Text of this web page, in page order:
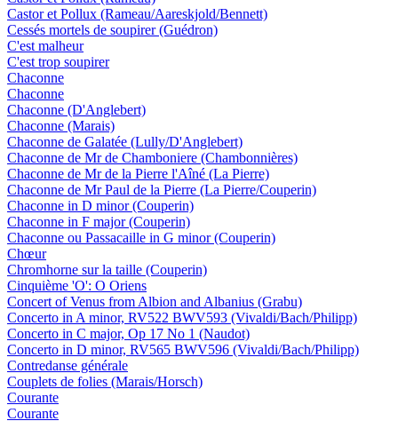
Castor et Pollux (Rameau/Aareskjold/Bennett)
Cessés mortels de soupirer (Guédron)
C'est malheur
C'est trop soupirer
Chaconne
Chaconne
Chaconne (D'Anglebert)
Chaconne (Marais)
Chaconne de Galatée (Lully/D'Anglebert)
Chaconne de Mr de Chamboniere (Chambonnières)
Chaconne de Mr de la Pierre l'Aîné (La Pierre)
Chaconne de Mr Paul de la Pierre (La Pierre/Couperin)
Chaconne in D minor (Couperin)
Chaconne in F major (Couperin)
Chaconne ou Passacaille in G minor (Couperin)
Chœur
Chromhorne sur la taille (Couperin)
Cinquième 'O': O Oriens
Concert of Venus from Albion and Albanius (Grabu)
Concerto in A minor, RV522 BWV593 (Vivaldi/Bach/Philipp)
Concerto in C major, Op 17 No 1 (Naudot)
Concerto in D minor, RV565 BWV596 (Vivaldi/Bach/Philipp)
Contredanse générale
Couplets de folies (Marais/Horsch)
Courante
Courante